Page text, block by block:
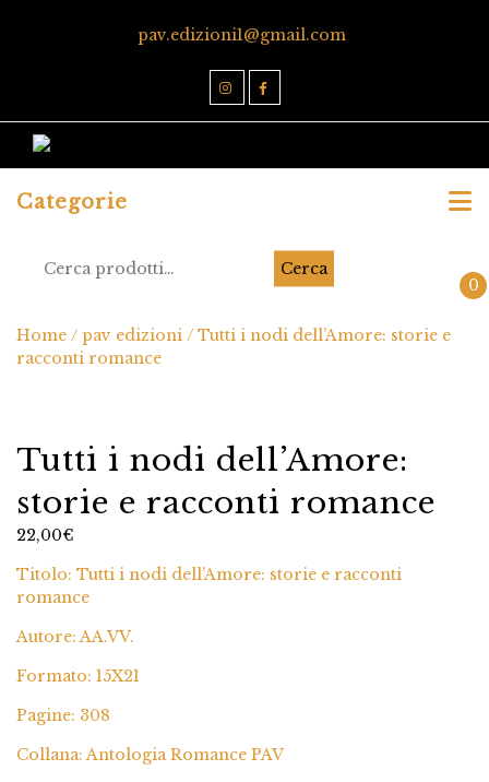
pav.edizioni1@gmail.com
Categorie
Cerca
0
Home / pav edizioni / Tutti i nodi dell’Amore: storie e
racconti romance
Tutti i nodi dell’Amore:
storie e racconti romance
22,00€
Titolo: Tutti i nodi dell’Amore: storie e racconti
romance
Autore: AA.VV.
Formato: 15X21
Pagine: 308
Collana: Antologia Romance PAV